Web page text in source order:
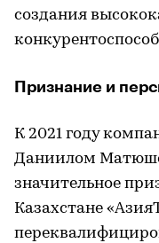
создания
Признание и
К 2021 году
Даниилом
значительное
Казахстане